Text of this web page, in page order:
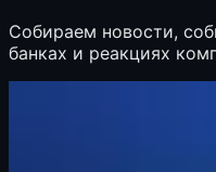
Собираем новости,
банках и реакциях